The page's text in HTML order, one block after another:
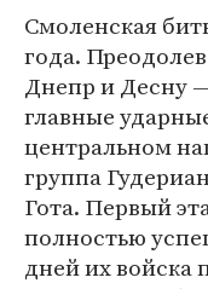
Смоленская
года.
Днепр и Десну
главные
центральном
группа
Гота. Первый
полностью
дней их войска